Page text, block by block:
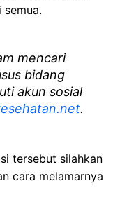
mencari
bidang
akun sosial
.
tersebut silahkan
cara melamarnya